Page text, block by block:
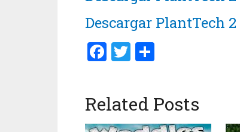
Descargar PlantTech
Facebook
Twitter
Related Posts